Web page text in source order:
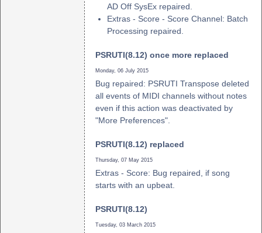
AD Off SysEx repaired.
Extras - Score - Score Channel: Batch
Processing repaired.
PSRUTI(8.12) once more replaced
Monday, 06 July 2015
Bug repaired: PSRUTI Transpose deleted
all events of MIDI channels without notes
even if this action was deactivated by
"More Preferences".
PSRUTI(8.12) replaced
Thursday, 07 May 2015
Extras - Score: Bug repaired, if song
starts with an upbeat.
PSRUTI(8.12)
Tuesday, 03 March 2015